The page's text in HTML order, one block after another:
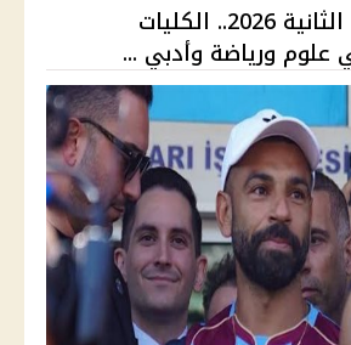
تنسيق المرحلة الثانية 2026.. الكليات
علوم ورياضة وأدبي ...